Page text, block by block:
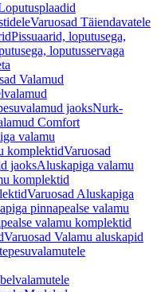
Varuosad Täiendavatele
Pissuaarid, loputusega,
loputusservaga
Valamud
jaoksNurk-
Comfort
valamu
komplektidVaruosad
jaoksAluskapiga valamu
komplektid
Varuosad Aluskapiga
pinnapealse valamu
valamu komplektid
Varuosad Valamu aluskapid